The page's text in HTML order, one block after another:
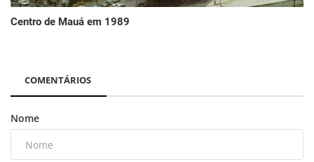
Centro de Mauá em 1989
COMENTÁRIOS
Nome